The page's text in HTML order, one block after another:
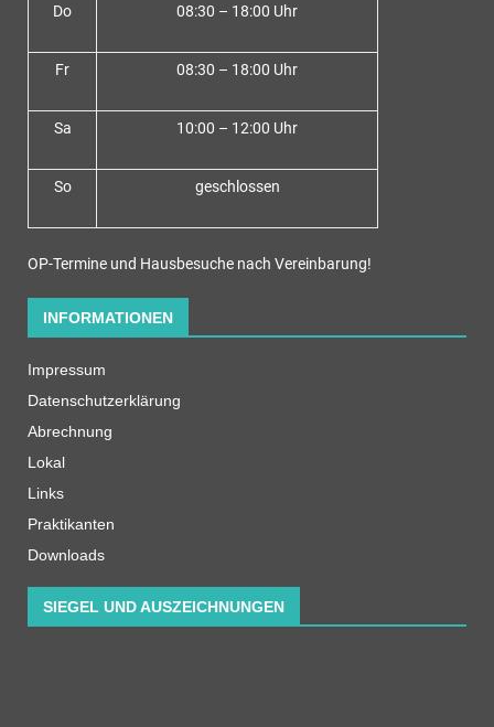
Do 08:30 – 18:00 Uhr
Fr 08:30 – 18:00 Uhr
Sa 10:00 – 12:00 Uhr
So geschlossen
OP-Termine und Hausbesuche nach Vereinbarung!
INFORMATIONEN
Impressum
Datenschutzerklärung
Abrechnung
Lokal
Links
Praktikanten
Downloads
SIEGEL UND AUSZEICHNUNGEN